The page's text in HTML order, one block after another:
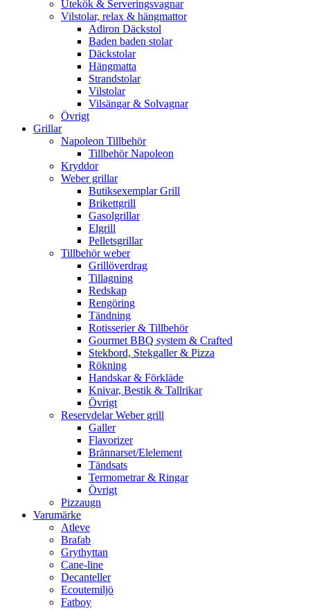
Utekök & Serveringsvagnar
Vilstolar, relax & hängmattor
Adiron Däckstol
Baden baden stolar
Däckstolar
Hängmatta
Strandstolar
Vilstolar
Vilsängar & Solvagnar
Övrigt
Grillar
Napoleon Tillbehör
Tillbehör Napoleon
Kryddor
Weber grillar
Butiksexemplar Grill
Brikettgrill
Gasolgrillar
Elgrill
Pelletsgrillar
Tillbehör weber
Grillöverdrag
Tillagning
Redskap
Rengöring
Tändning
Rotisserier & Tillbehör
Gourmet BBQ system & Crafted
Stekbord, Stekgaller & Pizza
Rökning
Handskar & Förkläde
Knivar, Bestik & Tallrikar
Övrigt
Reservdelar Weber grill
Galler
Flavorizer
Brännarset/Elelement
Tändsats
Termometrar & Ringar
Övrigt
Pizzaugn
Varumärke
Atleve
Brafab
Grythyttan
Cane-line
Decanteller
Ecoutemiljö
Fatboy